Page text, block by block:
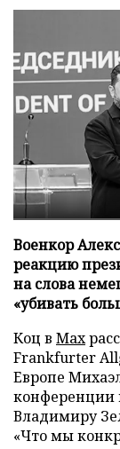
Военкор
реакцию
на слова
«убивать
Коц в Мах
Frankfurter
Европе
конференции
Владимиру
«Что мы